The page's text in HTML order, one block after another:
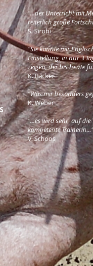
"...der Unterricht mit
reiterlich große
S. Sirohi
"Sie konnte mir
Einstellung, in nur 3
zeigen, der bis heute
K. Backer
"Was mir besonders
K. Weber
"...es wird sehr auf die
kompetente Trainerin..."
V. Schoos